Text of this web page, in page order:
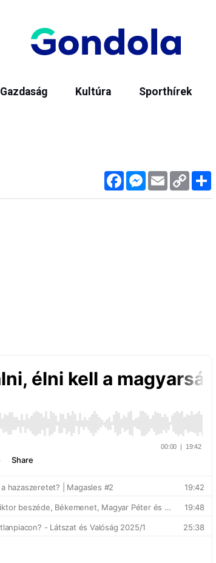
Gazdaság Kultúra Sporthírek
FacebookMessenger
Email Copy
Link